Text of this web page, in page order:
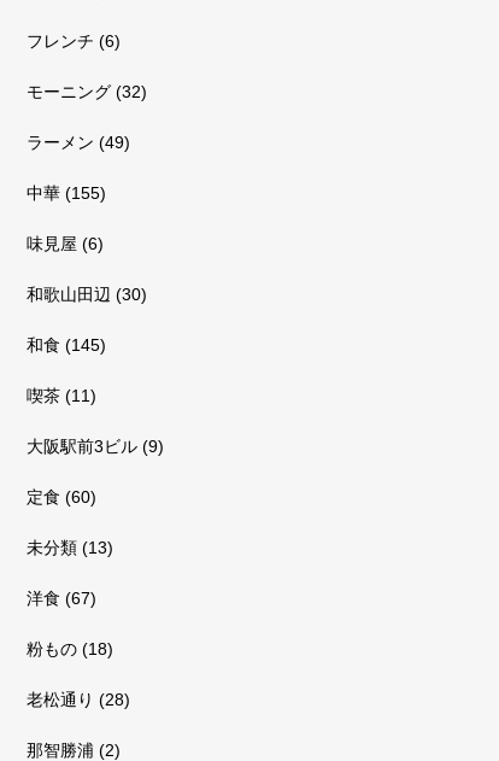
フレンチ (6)
モーニング (32)
ラーメン (49)
中華 (155)
味見屋 (6)
和歌山田辺 (30)
和食 (145)
喫茶 (11)
大阪駅前3ビル (9)
定食 (60)
未分類 (13)
洋食 (67)
粉もの (18)
老松通り (28)
那智勝浦 (2)